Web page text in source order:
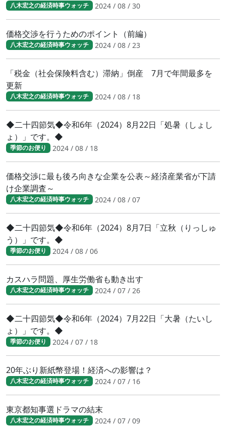
八木宏之の経済時事ウォッチ 2024 / 08 / 30
価格交渉を行うためのポイント（前編）
八木宏之の経済時事ウォッチ 2024 / 08 / 23
「税金（社会保険料含む）滞納」倒産 7月で年間最多を
更新
八木宏之の経済時事ウォッチ 2024 / 08 / 18
◆二十四節気◆令和6年（2024）8月22日「処暑（しょし
ょ）」です。◆
季節のお便り 2024 / 08 / 18
価格交渉に最も後ろ向きな企業を公表～経済産業省が下請
け企業調査～
八木宏之の経済時事ウォッチ 2024 / 08 / 07
◆二十四節気◆令和6年（2024）8月7日「立秋（りっしゅ
う）」です。◆
季節のお便り 2024 / 08 / 06
カスハラ問題、厚生労働省も動き出す
八木宏之の経済時事ウォッチ 2024 / 07 / 26
◆二十四節気◆令和6年（2024）7月22日「大暑（たいし
ょ）」です。◆
季節のお便り 2024 / 07 / 18
20年ぶり新紙幣登場！経済への影響は？
八木宏之の経済時事ウォッチ 2024 / 07 / 16
東京都知事選ドラマの結末
八木宏之の経済時事ウォッチ 2024 / 07 / 09